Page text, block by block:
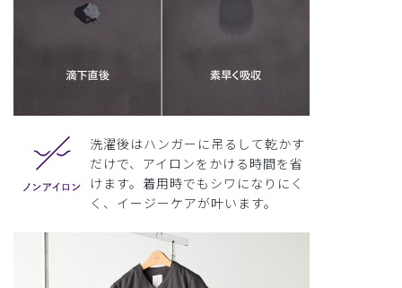
洗濯後はハンガーに吊るして乾かす
だけで、アイロンをかける時間を省
けます。着用時でもシワになりにく
く、イージーケアが叶います。